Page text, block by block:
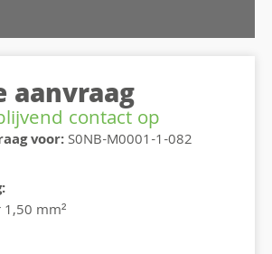
aanvraag
contact op
voor:S0NB-M0001-1-082
mm²